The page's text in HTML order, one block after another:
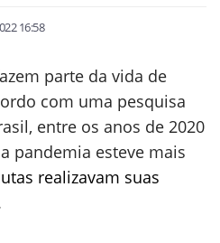
16:58
parte da vida de
com uma pesquisa
entre os anos de 2020
pandemia esteve mais
realizavam suas